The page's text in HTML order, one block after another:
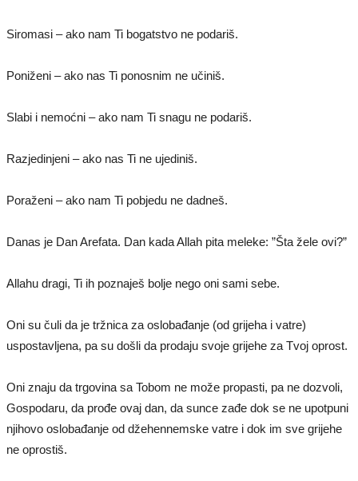
Siromasi – ako nam Ti bogatstvo ne podariš.
Poniženi – ako nas Ti ponosnim ne učiniš.
Slabi i nemoćni – ako nam Ti snagu ne podariš.
Razjedinjeni – ako nas Ti ne ujediniš.
Poraženi – ako nam Ti pobjedu ne dadneš.
Danas je Dan Arefata. Dan kada Allah pita meleke: ”Šta žele ovi?”
Allahu dragi, Ti ih poznaješ bolje nego oni sami sebe.
Oni su čuli da je tržnica za oslobađanje (od grijeha i vatre)
uspostavljena, pa su došli da prodaju svoje grijehe za Tvoj oprost.
Oni znaju da trgovina sa Tobom ne može propasti, pa ne dozvoli,
Gospodaru, da prođe ovaj dan, da sunce zađe dok se ne upotpuni
njihovo oslobađanje od džehennemske vatre i dok im sve grijehe
ne oprostiš.